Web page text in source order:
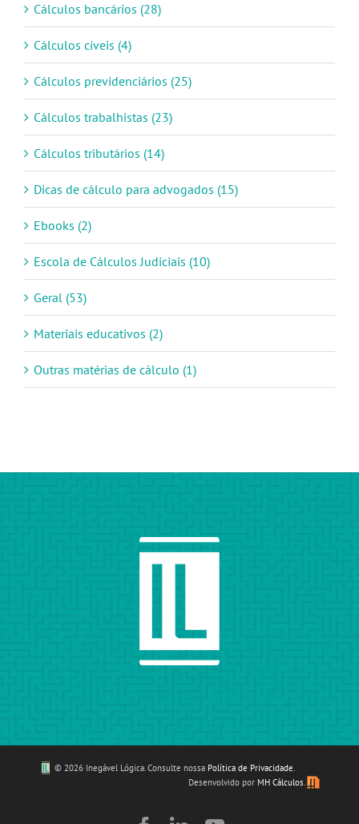
Cálculos bancários (28)
Cálculos cíveis (4)
Cálculos previdenciários (25)
Cálculos trabalhistas (23)
Cálculos tributários (14)
Dicas de cálculo para advogados (15)
Ebooks (2)
Escola de Cálculos Judiciais (10)
Geral (53)
Materiais educativos (2)
Outras matérias de cálculo (1)
©2026 Inegável Lógica. Consulte nossa Política de Privacidade.
Desenvolvido por MH Cálculos